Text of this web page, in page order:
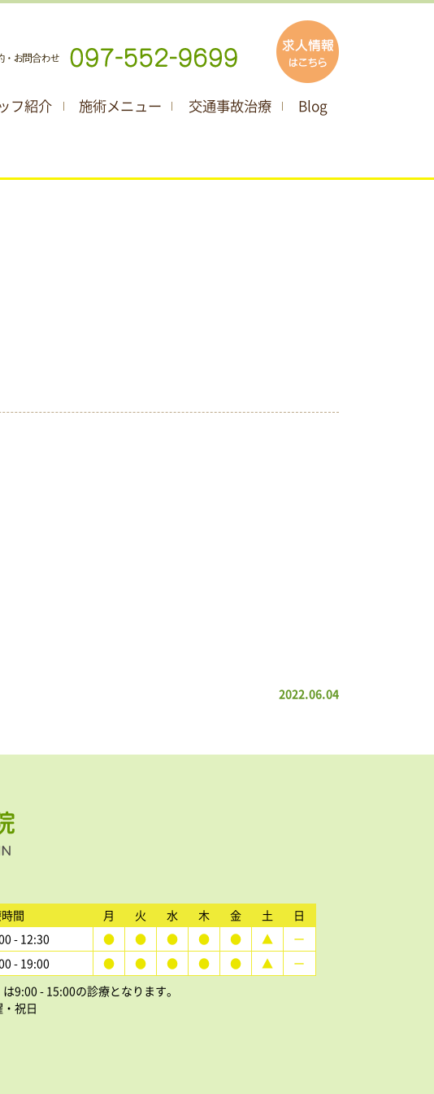
フ紹介 施術メニュー 交通事故治療 Blog
2022.06.04
間 月 火 水 木 金 土
日
- 12:30
● ● ● ● ● ▲
ー
- 19:00
● ● ● ● ● ▲
ー
9:00 - 15:00の診療となります。
祝日